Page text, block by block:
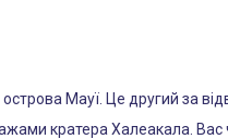
Мауї. Це другий за
кратера Халеакала. Вас